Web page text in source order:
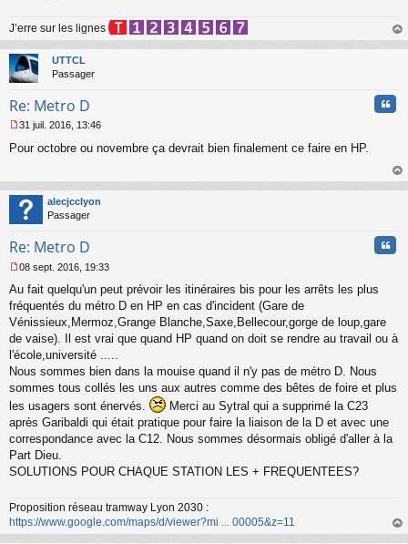
o
n
l
u
J’erre sur les lignes
au
UTTCL
Passager
Re: Metro D
e
a
g
e
o
l
u
31 juil. 2016, 13:46
Pour octobre ou novembre ça devrait bien finalement ce faire en HP.
au
alecjcclyon
Passager
Re: Metro D
e
s
s
g
e
n
o
l
u
08 sept. 2016, 19:33
Au fait quelqu'un peut prévoir les itinéraires bis pour les arrêts les plus
fréquentés du métro D en HP en cas d'incident (Gare de
Vénissieux,Mermoz,Grange Blanche,Saxe,Bellecour,gorge de loup,gare
de vaise). Il est vrai que quand HP quand on doit se rendre au travail ou à
l'école,université .....
Nous sommes bien dans la mouise quand il n'y pas de métro D. Nous
sommes tous collés les uns aux autres comme des bêtes de foire et plus
les usagers sont énervés.
Merci au Sytral qui a supprimé la C23
après Garibaldi qui était pratique pour faire la liaison de la D et avec une
correspondance avec la C12. Nous sommes désormais obligé d'aller à la
Part Dieu.
SOLUTIONS POUR CHAQUE STATION LES + FREQUENTEES?
Proposition réseau tramway Lyon 2030 :
https://www.google.com/maps/d/viewer?mi ... 00005&z=11
au